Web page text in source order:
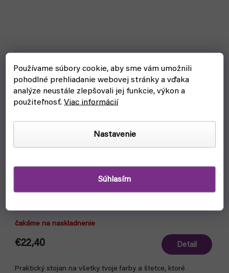
Používame súbory cookie, aby sme vám umožnili
pohodlné prehliadanie webovej stránky a vďaka
analýze neustále zlepšovali jej funkcie, výkon a
použiteľnosť.Viac informácií
Nastavenie
Súhlasím
Stojan na farby a štetce: AV Corner Paint mod. 26008
čakáme na naskladnenie
€22,40 Detail
Praktický stojan na všetky tvoje farby a štetce, ktoré